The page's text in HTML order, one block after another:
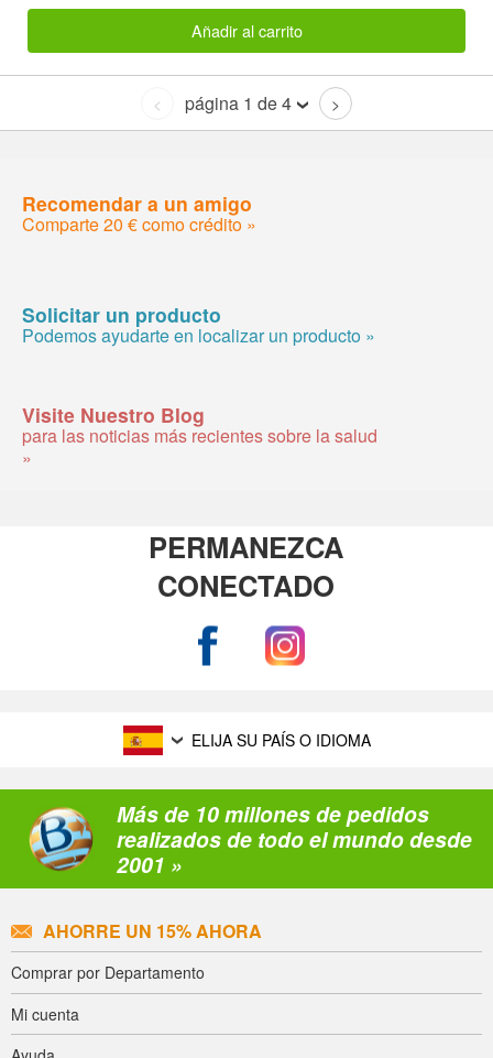
Añadir al carrito
< página 1 de 4 >
Recomendar a un amigo
Comparte 20 € como crédito »
Solicitar un producto
Podemos ayudarte en localizar un producto »
Visite Nuestro Blog
para las noticias más recientes sobre la salud
»
PERMANEZCA
CONECTADO
ELIJA SU PAÍS O IDIOMA
Más de 10 millones de pedidos
realizados de todo el mundo desde
2001 »
AHORRE UN 15% AHORA
Comprar por Departamento
Mi cuenta